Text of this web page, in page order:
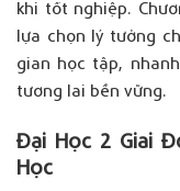
khi tốt nghiệp.
lựa chọn lý tưởng
gian học tập, nhanh
tương lai bền vững.
Đại Học 2 Giai
Học